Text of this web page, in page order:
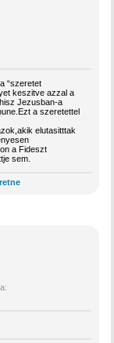
“szeretet
keszitve azzal a
Jezusban-a
a szeretettel
elutasitttak
a Fideszt
sem.